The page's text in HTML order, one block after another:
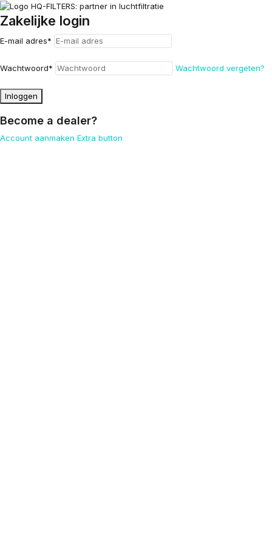
Zakelijke login
E-mail adres*
Wachtwoord* Wachtwoord vergeten?
Inloggen
Become a dealer?
Account aanmaken Extra button